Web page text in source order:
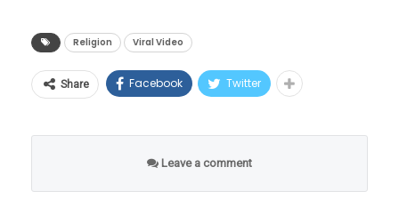
(मोबुतु सेसे सेको) या हुकूमशहाने लष्करी बंडाद्वारे सत्ता
हस्तगत केली आणि देशाला एका अंधाऱ्या खाईत लोटले.
१९७१ मध्ये त्याने देशाचे नाव बदलून ‘झैरे’ (Zaire) केले.
या हुकूमशाहीच्या काळात कॉंगोच्या जनतेने प्रचंड छळ
June 17, 2026
प्रार्थना करताना ती महिला म्हणते आहे की, “येशू तू तुषा
चमत्कार दाखव आणि ही रिकामी जमीन आम्हाला देऊन
हिंदू धर्मातील सर्वात कठीण आणि मरणप्राय मानल्या
जाणाऱ्या ‘हठयोगा’चा हा एक भाग आहे, ज्याला
आध्यात्मिक भाषेत ‘खडेश्वरी साधना’ किंवा ‘उर्ध्वमुखी
तपस्या’ म्हटले जाते. या साधनेचा स्वीकार करणाऱ्या
साधूंना ‘खडेश्वरी बाबा’ (Standing Baba) म्हणून
ओळखले जाते.
Religion Viral Video
Share Facebook Twitter
Leave a comment